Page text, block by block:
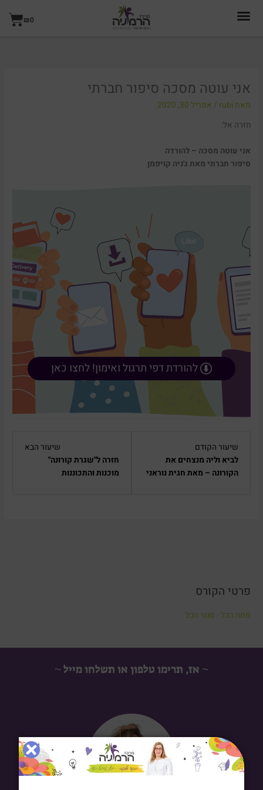
לתוכן
₪0
אני עוטה מסכה סיפור חברתי
מאת rubi
/ אפריל 30, 2020
חזרה אל:
אני עוטה מסכה – להורדה
סיפור חברתי מאת ג'ניה קויפמן
להורדת דפי תרגול ואימון! לחצו כאן
שיעור הקודם
לביא וליה מנצחים את
הקורונה – מאת חגית נוראני
שיעור הבא
חזרה ל"שגרת קורונה"
מוכנות והתכוננות
15
פרטי הקורס
פתח הכל · סגור הכל
~ אז, תרימו טלפון או תשלחו מייל ~